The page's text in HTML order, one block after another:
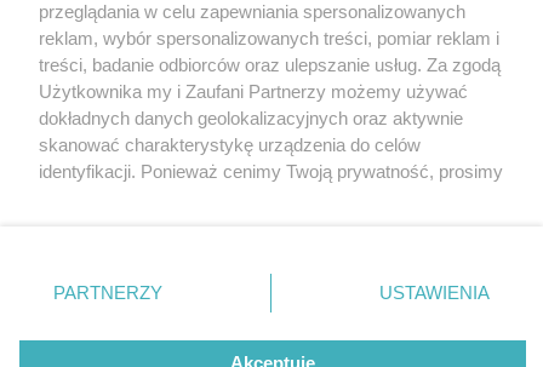
2 / 0
Nie zapomnij
zapoznać się z:
polityką prywatności regulamin korzystania z portali
Twojemiasto
Piekary Śląskie
Chorzów
Tarnowskie Góry
Gliwice
Skontakuj sięz nami
Kontakt
Wydawca
Redakcja
przeglądania w celu zapewniania spersonalizowanych
reklam, wybór spersonalizowanych treści, pomiar reklam i
treści, badanie odbiorców oraz ulepszanie usług. Za zgodą
Użytkownika my i Zaufani Partnerzy możemy używać
dokładnych danych geolokalizacyjnych oraz aktywnie
skanować charakterystykę urządzenia do celów
identyfikacji. Ponieważ cenimy Twoją prywatność, prosimy
prywatności znajdujący się w lewym dolnym rogu strony
. Niektóre rodzaje przetwarzania danych nie wymagają
zgody użytkownika, ale masz prawo sprzeciwić się
takiemu przetwarzaniu. Preferencje będą miały
PARTNERZY USTAWIENIA
Akceptuję